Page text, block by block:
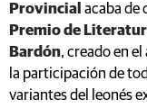
Provincial acaba de
Premio de
Bardón, creado en
la participación de
variantes del leonés